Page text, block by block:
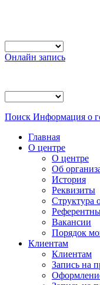
Онлайн запись
Поиск Информация о
Главная
О центре
О центре
Об
История
Реквизиты
Структура
Вакансии
Порядок
Клиентам
Клиентам
Запись на